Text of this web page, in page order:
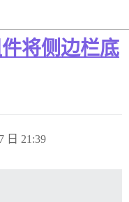
将侧边栏底
日 21:39